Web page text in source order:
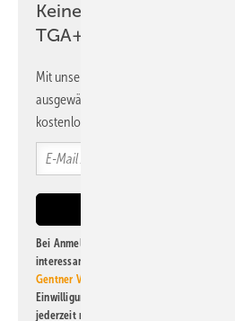
Keine Zeit? Kein
TGA+E Newsletter!
Mit unserem Newsletter erhalten Sie
ausgewählte Informationen und
kostenlos direkt ins Postfach.
Bei Anmeldung zu diesem Newsletter bin
interessante Verlags- und Online-Angebote
Gentner Verlag GmbH & Co. KG
Einwilligung kann ich jederzeit widerrufen
jederzeit möglich. Informationen zum